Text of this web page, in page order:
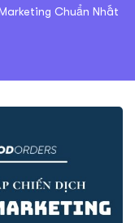
Chuẩn Nhất